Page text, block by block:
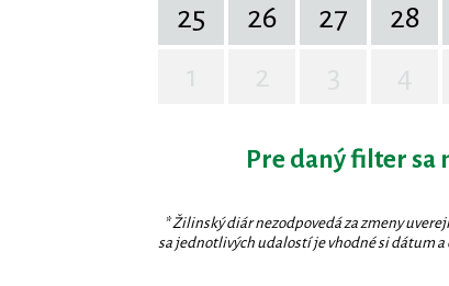
25
26 27 28
Pre daný filter sa
* Žilinský diár nezodpovedá za zmeny
sa jednotlivých udalostí je vhodné si dátum